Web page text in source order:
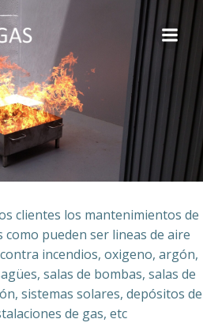
al
contenido
clientes los mantenimientos de
como pueden ser lineas de aire
incendios, oxigeno, argón,
salas de bombas, salas de
sistemas solares, depósitos de
de gas, etc